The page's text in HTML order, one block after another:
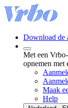
Download de
Met een
opnemen met
Maak
Help